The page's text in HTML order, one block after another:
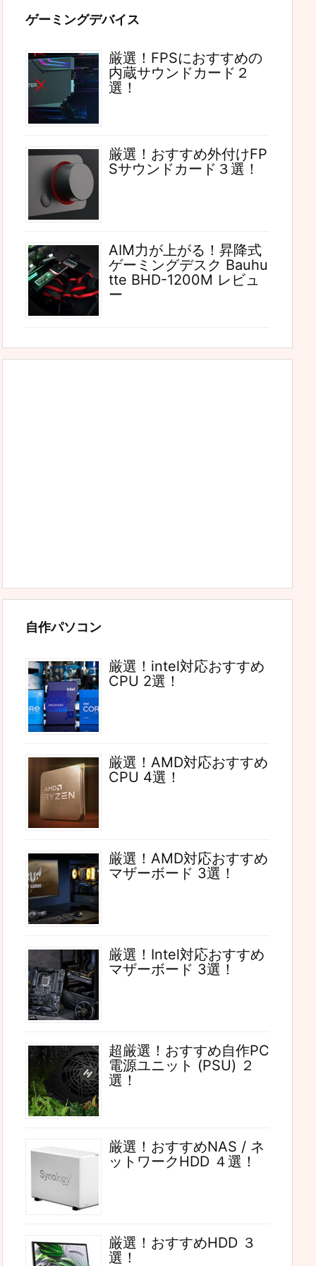
ゲーミングデバイス
厳選！FPSにおすすめの
内蔵サウンドカード２
選！
厳選！おすすめ外付けFP
Sサウンドカード３選！
AIM力が上がる！昇降式
ゲーミングデスク Bauhu
tte BHD-1200M レビュ
ー
自作パソコン
厳選！intel対応おすすめ
CPU 2選！
厳選！AMD対応おすすめ
CPU 4選！
厳選！AMD対応おすすめ
マザーボード 3選！
厳選！Intel対応おすすめ
マザーボード 3選！
超厳選！おすすめ自作PC
電源ユニット (PSU) ２
選！
厳選！おすすめNAS / ネ
ットワークHDD ４選！
厳選！おすすめHDD ３
選！